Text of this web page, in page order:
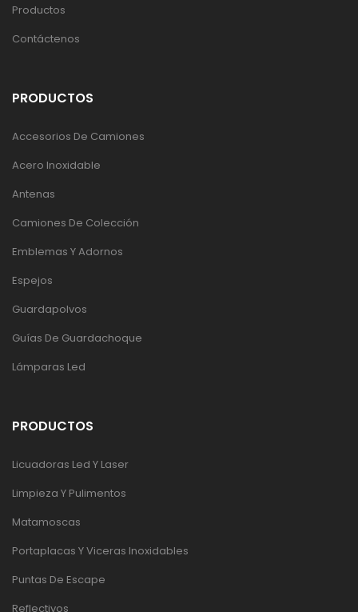
Productos
Contáctenos
PRODUCTOS
Accesorios De Camiones
Acero Inoxidable
Antenas
Camiones De Colección
Emblemas Y Adornos
Espejos
Guardapolvos
Guías De Guardachoque
Lámparas Led
PRODUCTOS
Licuadoras Led Y Laser
Limpieza Y Pulimentos
Matamoscas
Portaplacas Y Viceras Inoxidables
Puntas De Escape
Reflectivos